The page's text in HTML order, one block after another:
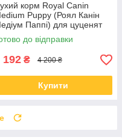
корм Royal Canin
Puppy (Роял Канін
Паппі) для цуценят
порід, 15 КГ
до відправки
192 ₴ 4 200 ₴
Купити